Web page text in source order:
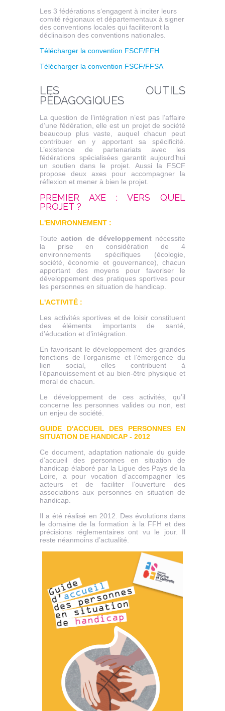
Les 3 fédérations s‘engagent à inciter leurs
comité régionaux et départementaux à signer
des conventions locales qui faciliteront la
déclinaison des conventions nationales.
Télécharger la convention FSCF/FFH
Télécharger la convention FSCF/FFSA
LES OUTILS
PÉDAGOGIQUES
La question de l’intégration n’est pas l’affaire
d’une fédération, elle est un projet de société
beaucoup plus vaste, auquel chacun peut
contribuer en y apportant sa spécificité.
L’existence de partenariats avec les
fédérations spécialisées garantit aujourd’hui
un soutien dans le projet. Aussi la FSCF
propose deux axes pour accompagner la
réflexion et mener à bien le projet.
PREMIER AXE : VERS QUEL
PROJET ?
L'ENVIRONNEMENT :
Touteaction de développement nécessite
la prise en considération de 4
environnements spécifiques (écologie,
société, économie et gouvernance), chacun
apportant des moyens pour favoriser le
développement des pratiques sportives pour
les personnes en situation de handicap.
L'ACTIVITÉ :
Les activités sportives et de loisir constituent
des éléments importants de santé,
d’éducation et d’intégration.
En favorisant le développement des grandes
fonctions de l’organisme et l’émergence du
lien social, elles contribuent à
l’épanouissement et au bien-être physique et
moral de chacun.
Le développement de ces activités, qu’il
concerne les personnes valides ou non, est
un enjeu de société.
GUIDE D'ACCUEIL DES PERSONNES EN
SITUATION DE HANDICAP - 2012
Ce document, adaptation nationale du guide
d’accueil des personnes en situation de
handicap élaboré par la Ligue des Pays de la
Loire, a pour vocation d’accompagner les
acteurs et de faciliter l’ouverture des
associations aux personnes en situation de
handicap.
Il a été réalisé en 2012. Des évolutions dans
le domaine de la formation à la FFH et des
précisions réglementaires ont vu le jour. Il
reste néanmoins d’actualité.